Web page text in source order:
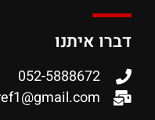
דברו איתנו
052-5888672